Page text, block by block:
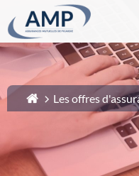
1-
Contenu principal
2-Menu principal
3-Pied de page
Recherche
Les offres